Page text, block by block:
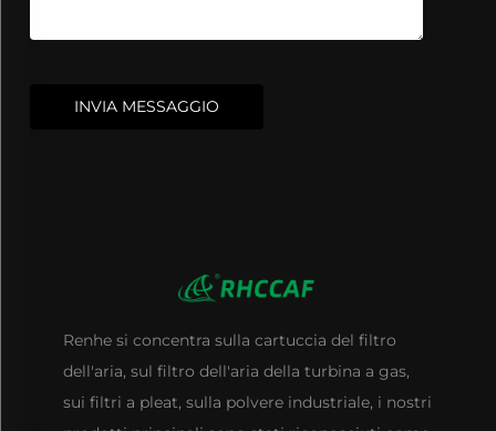
INVIA MESSAGGIO
Renhe si concentra sulla cartuccia del filtro
dell'aria, sul filtro dell'aria della turbina a gas,
sui filtri a pleat, sulla polvere industriale, i nostri